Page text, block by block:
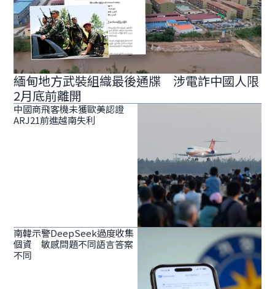
緬甸地方武裝組織最後通牒 涉電詐中國人限
2月底前離開
中國商飛客機未獲歐美認證
ARJ21前進越南失利
南韓示警DeepSeek過度收集
個資 敏感問題不同語言答案
不同